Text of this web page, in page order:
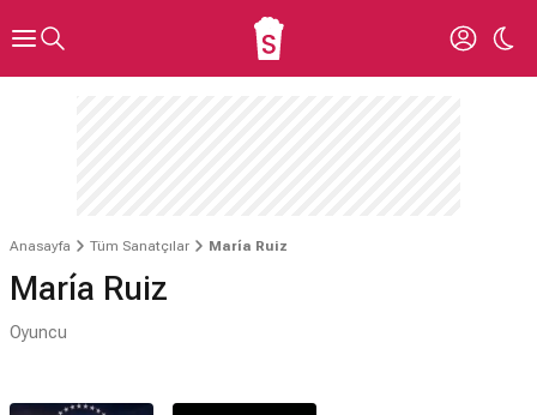
Anasayfa Tüm Sanatçılar María Ruiz
María Ruiz
Oyuncu